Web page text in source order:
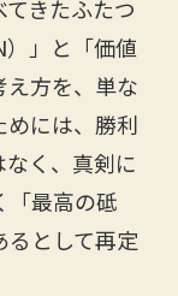
きたふたつ
」と「価値
え方を、単な
めには、勝利
く、真剣に
「最高の砥
として再定